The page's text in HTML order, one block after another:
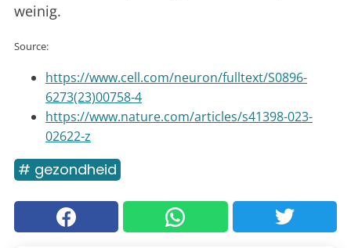
weinig.
Source:
https://www.cell.com/neuron/fulltext/S0896-
6273(23)00758-4
https://www.nature.com/articles/s41398-023-
02622-z
# gezondheid